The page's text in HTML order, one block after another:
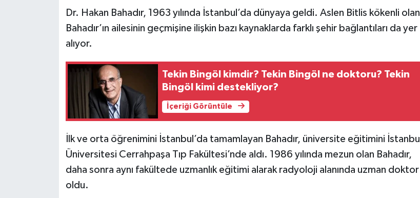
Dr. Hakan Bahadır, 1963 yılında İstanbul’da dünyaya geldi. Aslen Bitlis kökenli olan
Bahadır’ın ailesinin geçmişine ilişkin bazı kaynaklarda farklı şehir bağlantıları da yer
alıyor.
Tekin Bingöl kimdir? Tekin Bingöl ne doktoru? Tekin
Bingöl kimi destekliyor?
İçeriği Görüntüle
İlk ve orta öğrenimini İstanbul’da tamamlayan Bahadır, üniversite eğitimini İstanbul
Üniversitesi Cerrahpaşa Tıp Fakültesi’nde aldı. 1986 yılında mezun olan Bahadır,
daha sonra aynı fakültede uzmanlık eğitimi alarak radyoloji alanında uzman doktor
oldu.